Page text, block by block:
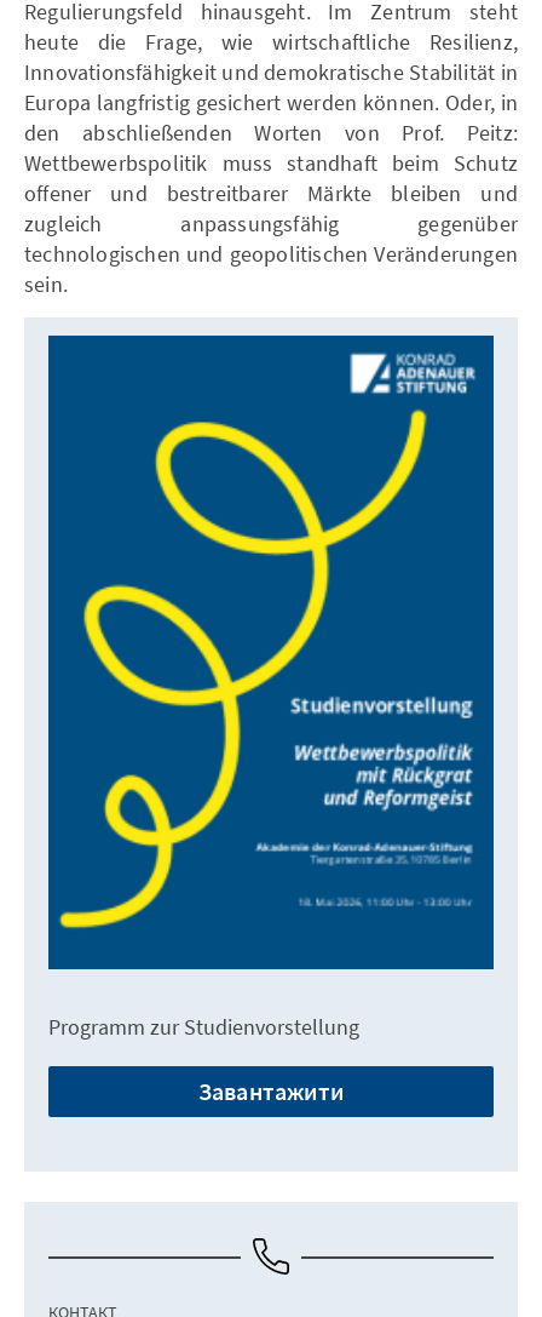
Regulierungsfeld hinausgeht. Im Zentrum steht
heute die Frage, wie wirtschaftliche Resilienz,
Innovationsfähigkeit und demokratische Stabilität in
Europa langfristig gesichert werden können. Oder, in
den abschließenden Worten von Prof. Peitz:
Wettbewerbspolitik muss standhaft beim Schutz
offener und bestreitbarer Märkte bleiben und
zugleich anpassungsfähig gegenüber
technologischen und geopolitischen Veränderungen
sein.
Programm zur Studienvorstellung
Завантажити
КОНТАКТ